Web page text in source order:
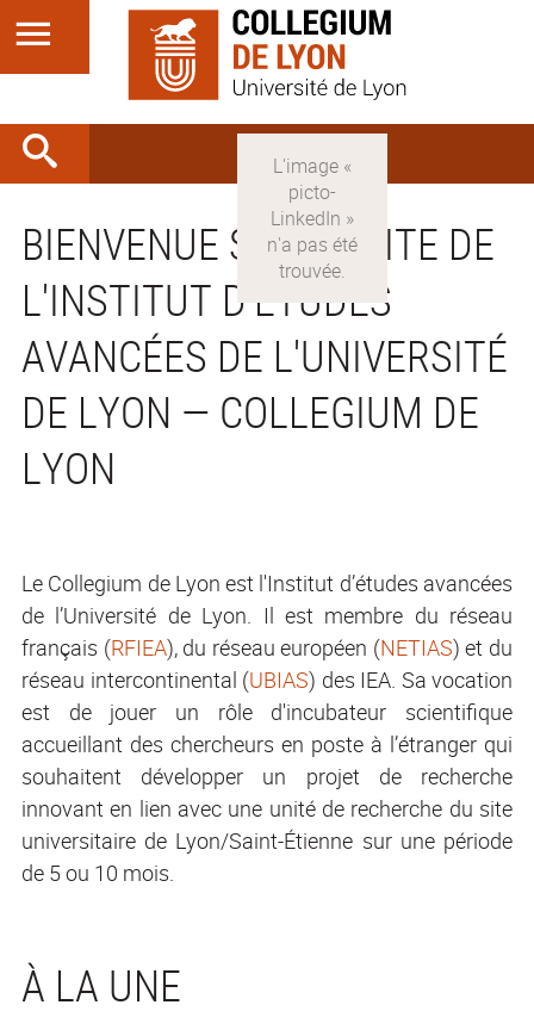
BIENVENUE SUR LE SITE DE
L'INSTITUT D'ÉTUDES
AVANCÉES DE L'UNIVERSITÉ
DE LYON — COLLEGIUM DE
LYON
Le Collegium de Lyon est l'Institut d’études avancées
de l’Université de Lyon. Il est membre du réseau
français (RFIEA), du réseau européen (NETIAS) et du
réseau intercontinental (UBIAS) des IEA. Sa vocation
est de jouer un rôle d'incubateur scientifique
accueillant des chercheurs en poste à l’étranger qui
souhaitent développer un projet de recherche
innovant en lien avec une unité de recherche du site
universitaire de Lyon/Saint-Étienne sur une période
de 5 ou 10 mois.